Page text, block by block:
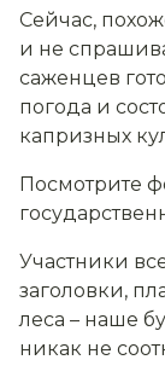
Сейчас,
и не
саженцев
погода и
капризных
Посмотрите
Участники
заголовки,
леса – наше
никак не